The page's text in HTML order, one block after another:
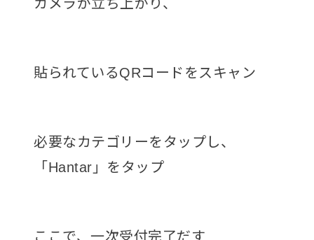
カメラが立ち上がり、
貼られているQRコードをスキャン
必要なカテゴリーをタップし、
「Hantar」をタップ
ここで、一次受付完了だす